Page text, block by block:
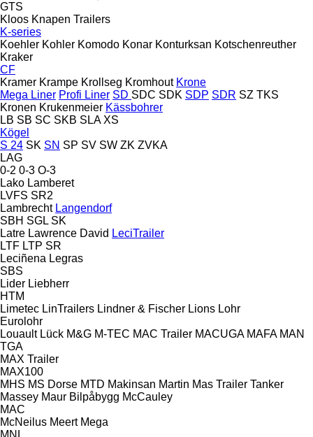
GTS
Kloos Knapen Trailers
K-series
Koehler Kohler Komodo Konar Konturksan Kotschenreuther
Kraker
CF
Kramer Krampe Krollseg Kromhout Krone
Mega Liner Profi Liner SD SDC SDK SDP SDR SZ TKS
Kronen Krukenmeier Kässbohrer
LB SB SC SKB SLA XS
Kögel
S 24 SK SN SP SV SW ZK ZVKA
LAG
0-2 0-3 O-3
Lako Lamberet
LVFS SR2
Lambrecht Langendorf
SBH SGL SK
Latre Lawrence David LeciTrailer
LTF LTP SR
Leciñena Legras
SBS
Lider Liebherr
HTM
Limetec LinTrailers Lindner & Fischer Lions Lohr
Eurolohr
Louault Lück M&G M-TEC MAC Trailer MACUGA MAFA MAN
TGA
MAX Trailer
MAX100
MHS MS Dorse MTD Makinsan Martin Mas Trailer Tanker
Massey Maur Bilpåbygg McCauley
MAC
McNeilus Meert Mega
MNL